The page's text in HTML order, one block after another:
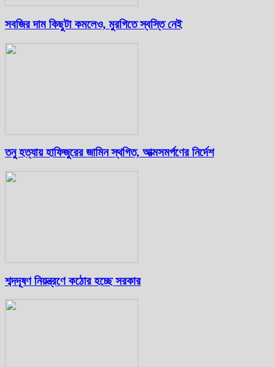
সবজির দাম কিছুটা কমলেও, মুরগিতে স্বস্তি নেই
তনু হত্যায় হাফিজুরের জামিন স্থগিত, আত্মসমর্পণের নির্দেশ
শব্দদূষণ নিয়ন্ত্রণে কঠোর হচ্ছে সরকার